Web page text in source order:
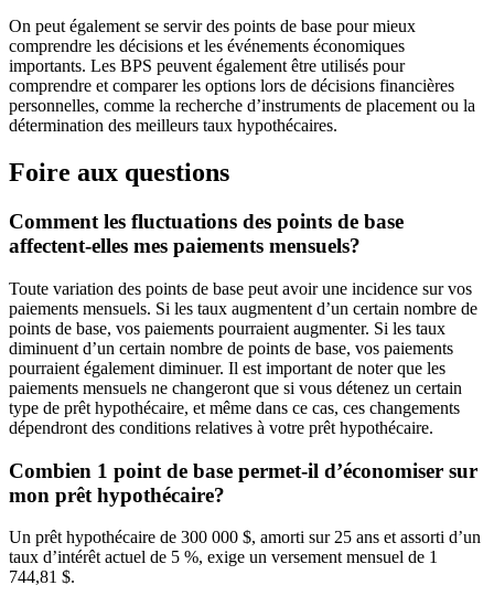
On peut également se servir des points de base pour mieux
comprendre les décisions et les événements économiques
importants. Les BPS peuvent également être utilisés pour
comprendre et comparer les options lors de décisions financières
personnelles, comme la recherche d’instruments de placement ou la
détermination des meilleurs taux hypothécaires.
Foire aux questions
Comment les fluctuations des points de base
affectent-elles mes paiements mensuels?
Toute variation des points de base peut avoir une incidence sur vos
paiements mensuels. Si les taux augmentent d’un certain nombre de
points de base, vos paiements pourraient augmenter. Si les taux
diminuent d’un certain nombre de points de base, vos paiements
pourraient également diminuer. Il est important de noter que les
paiements mensuels ne changeront que si vous détenez un certain
type de prêt hypothécaire, et même dans ce cas, ces changements
dépendront des conditions relatives à votre prêt hypothécaire.
Combien 1 point de base permet-il d’économiser sur
mon prêt hypothécaire?
Un prêt hypothécaire de 300 000 $, amorti sur 25 ans et assorti d’un
taux d’intérêt actuel de 5 %, exige un versement mensuel de 1
744,81 $.